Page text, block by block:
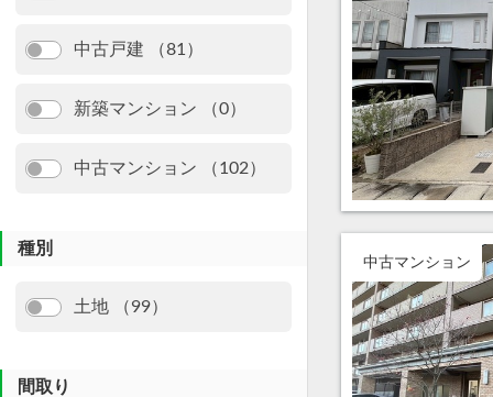
中古戸建 （81）
新築マンション （0）
中古マンション （102）
種別
土地 （99）
間取り
中古マンション